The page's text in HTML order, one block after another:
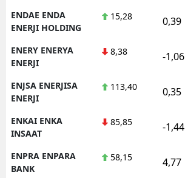
ENDAE ENDA
ENERJI HOLDING
15,28 0,39
ENERY ENERYA
ENERJI
8,38 -1,06
ENJSA ENERJISA
ENERJI
113,40 0,35
ENKAI ENKA
INSAAT
85,85 -1,44
ENPRA ENPARA
BANK
58,15 4,77